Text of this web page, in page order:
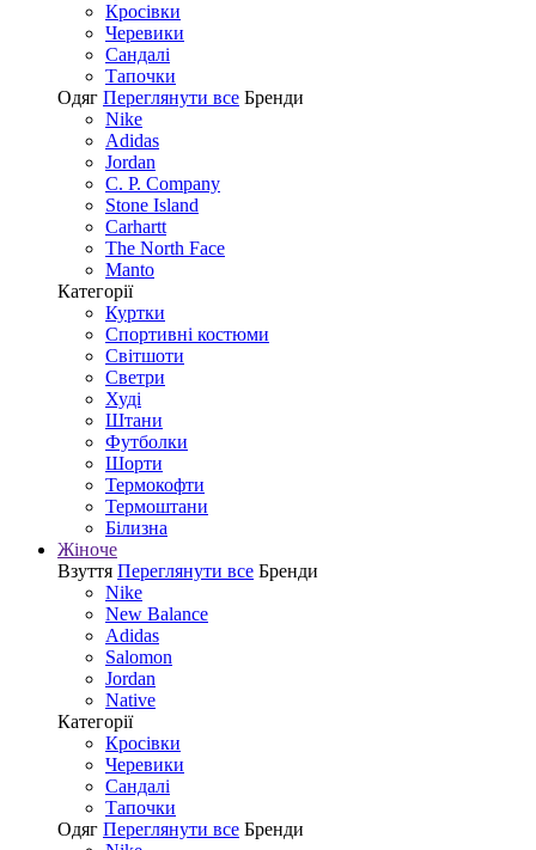
Кросівки
Черевики
Сандалі
Tапочки
Одяг Переглянути все Бренди
Nike
Adidas
Jordan
C. P. Company
Stone Island
Carhartt
The North Face
Manto
Категорії
Куртки
Спортивні костюми
Світшоти
Светри
Худі
Штани
Футболки
Шорти
Термокофти
Термоштани
Білизна
Жіноче
Взуття Переглянути все Бренди
Nike
New Balance
Adidas
Salomon
Jordan
Native
Категорії
Кросівки
Черевики
Сандалі
Tапочки
Одяг Переглянути все Бренди